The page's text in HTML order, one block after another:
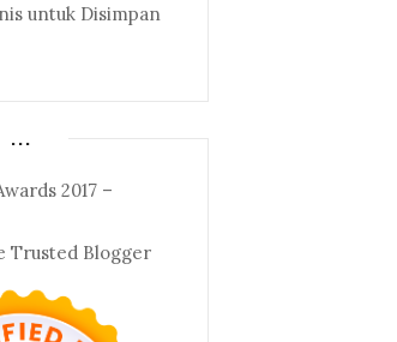
untuk Disimpan
...